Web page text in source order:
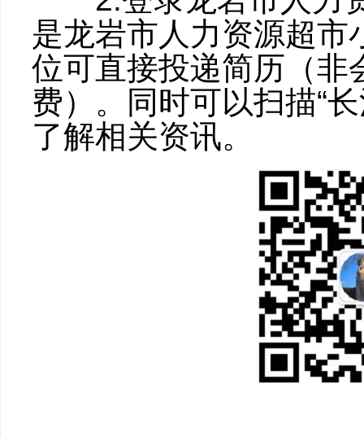
是龙岩市人力资源超市
位可直接投递简历（非
费）。同时可以扫描“
了解相关资讯。